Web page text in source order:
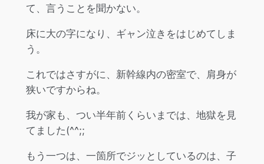
て、言うことを聞かない。
床に大の字になり、ギャン泣きをはじめてしま
う。
これではさすがに、新幹線内の密室で、肩身が
狭いですからね。
我が家も、つい半年前くらいまでは、地獄を見
てました(^^;;
もう一つは、一箇所でジッとしているのは、子